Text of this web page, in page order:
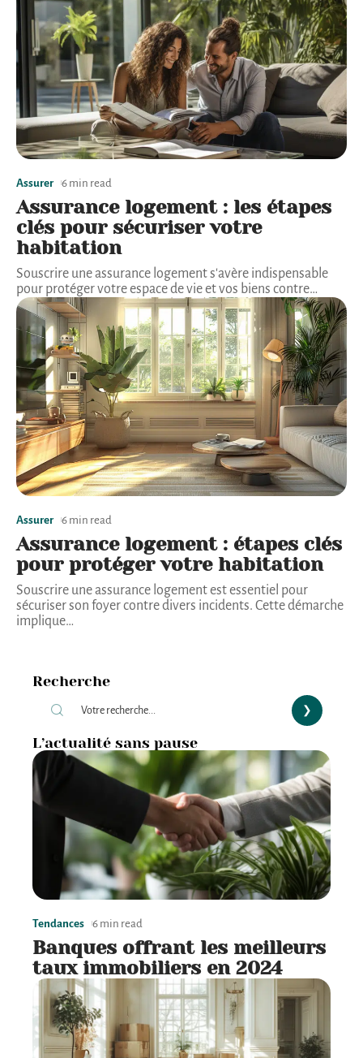
Assurer 6 min read
Assurance logement : les étapes
clés pour sécuriser votre
habitation
Souscrire une assurance logement s'avère indispensable
pour protéger votre espace de vie et vos biens contre…
Assurer 6 min read
Assurance logement : étapes clés
pour protéger votre habitation
Souscrire une assurance logement est essentiel pour
sécuriser son foyer contre divers incidents. Cette démarche
implique…
Recherche
L’actualité sans pause
Tendances 6 min read
Banques offrant les meilleurs
taux immobiliers en 2024